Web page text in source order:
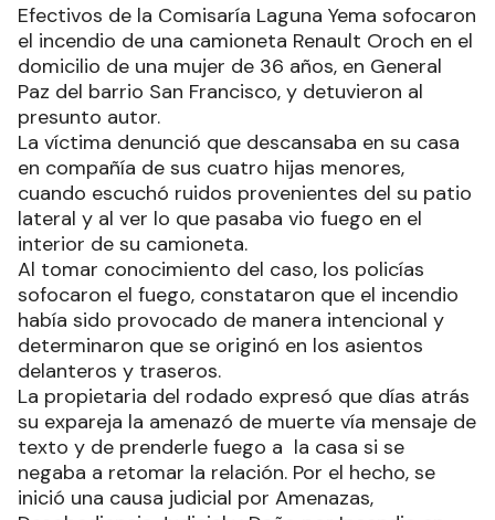
Efectivos de la Comisaría Laguna Yema sofocaron
el incendio de una camioneta Renault Oroch en el
domicilio de una mujer de 36 años, en General
Paz del barrio San Francisco, y detuvieron al
presunto autor.
La víctima denunció que descansaba en su casa
en compañía de sus cuatro hijas menores,
cuando escuchó ruidos provenientes del su patio
lateral y al ver lo que pasaba vio fuego en el
interior de su camioneta.
Al tomar conocimiento del caso, los policías
sofocaron el fuego, constataron que el incendio
había sido provocado de manera intencional y
determinaron que se originó en los asientos
delanteros y traseros.
La propietaria del rodado expresó que días atrás
su expareja la amenazó de muerte vía mensaje de
texto y de prenderle fuego a la casa si se
negaba a retomar la relación. Por el hecho, se
inició una causa judicial por Amenazas,